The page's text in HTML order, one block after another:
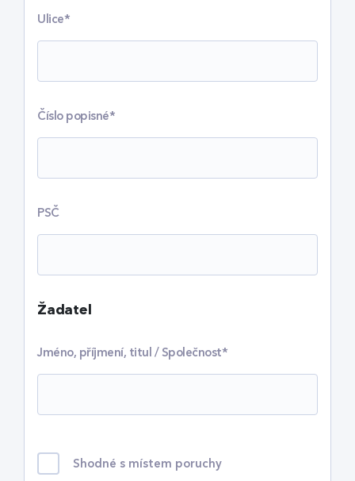
Ulice*
Číslo popisné*
PSČ
Žadatel
Jméno, příjmení, titul / Společnost*
Shodné s místem poruchy